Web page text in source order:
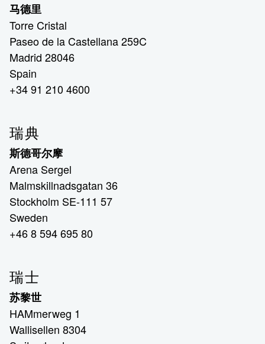
马德里
Torre Cristal
Paseo de la Castellana 259C
Madrid 28046
Spain
+34 91 210 4600
瑞典
斯德哥尔摩
Arena Sergel
Malmskillnadsgatan 36
Stockholm SE-111 57
Sweden
+46 8 594 695 80
瑞士
苏黎世
HAMmerweg 1
Wallisellen 8304